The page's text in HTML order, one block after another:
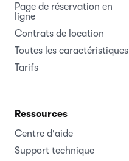
Page de réservation en
ligne
Contrats de location
Toutes les caractéristiques
Tarifs
Ressources
Centre d'aide
Support technique